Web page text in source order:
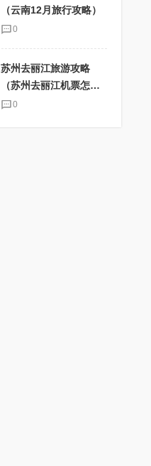
（云南12月旅行攻略）
0
苏州去丽江旅游攻略
（苏州去丽江机票怎么
买便宜）
0